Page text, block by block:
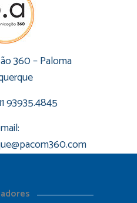
360 – Paloma
93935.4845